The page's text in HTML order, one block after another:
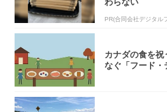
PR(合同会社デジタル
カナダの食を
なぐ「フード・